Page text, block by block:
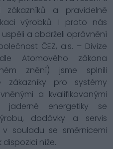
zákazníků a pravidelně
výrobků. I proto nás
a obdrželi oprávnění
ČEZ, a.s. – Divize
Atomového zákona
znění) jsme splnili
zákazníky pro systémy
a kvalifikovanými
energetiky se
dodávky a servis
souladu se směrnicemi
dispozici níže.